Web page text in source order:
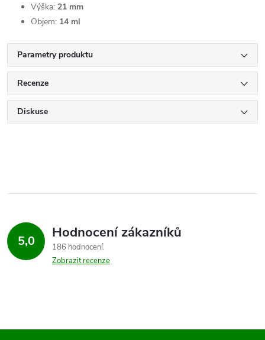
Výška: 21 mm
Objem: 14 ml
Parametry produktu
Recenze
Diskuse
5,0 Hodnocení zákazníků
186 hodnocení
Zobrazit recenze